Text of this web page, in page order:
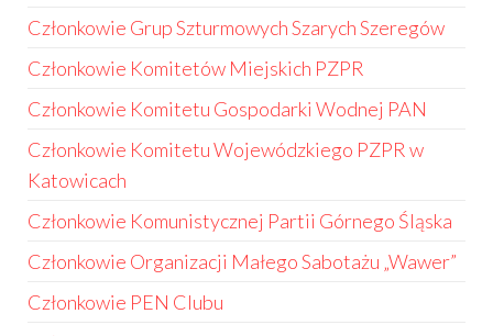
Członkowie Grup Szturmowych Szarych Szeregów
Członkowie Komitetów Miejskich PZPR
Członkowie Komitetu Gospodarki Wodnej PAN
Członkowie Komitetu Wojewódzkiego PZPR w
Katowicach
Członkowie Komunistycznej Partii Górnego Śląska
Członkowie Organizacji Małego Sabotażu „Wawer”
Członkowie PEN Clubu